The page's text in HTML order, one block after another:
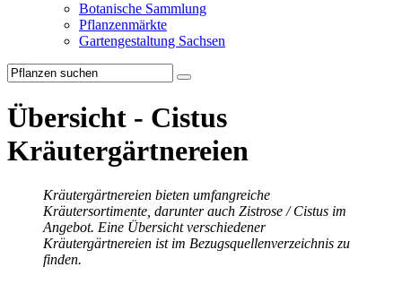
Botanische Sammlung
Pflanzenmärkte
Gartengestaltung Sachsen
Übersicht - Cistus
Kräutergärtnereien
Kräutergärtnereien bieten umfangreiche
Kräutersortimente, darunter auch Zistrose / Cistus im
Angebot. Eine Übersicht verschiedener
Kräutergärtnereien ist im Bezugsquellenverzeichnis zu
finden.